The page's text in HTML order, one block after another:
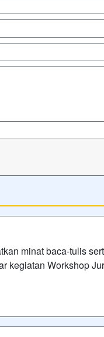
minat baca-tulis
kegiatan Workshop